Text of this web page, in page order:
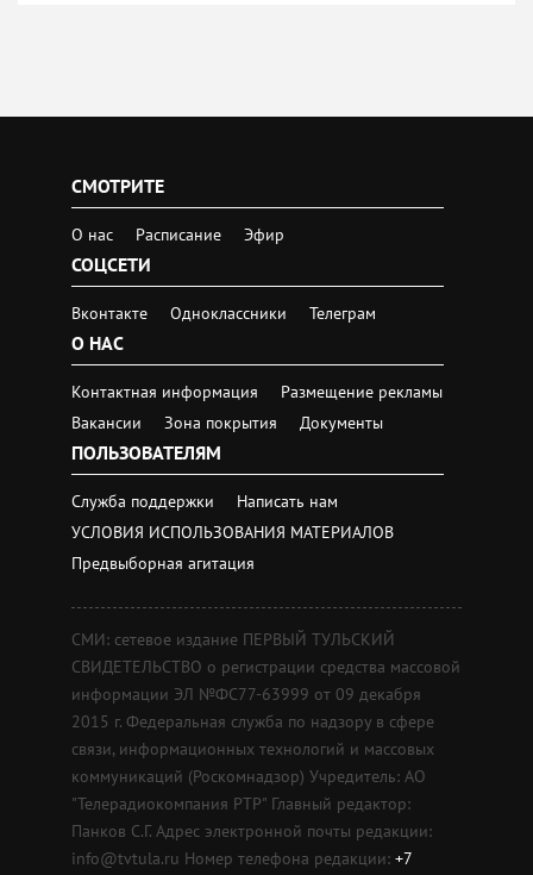
СМОТРИТЕ
О нас Расписание Эфир
СОЦСЕТИ
Вконтакте Одноклассники Телеграм
О НАС
Контактная информация
Размещение рекламы
Вакансии
Зона покрытия Документы
ПОЛЬЗОВАТЕЛЯМ
Служба поддержки
Написать нам
УСЛОВИЯ ИСПОЛЬЗОВАНИЯ МАТЕРИАЛОВ
Предвыборная агитация
СМИ: сетевое издание ПЕРВЫЙ ТУЛЬСКИЙ
СВИДЕТЕЛЬСТВО о регистрации средства массовой
информации ЭЛ №ФС77-63999 от 09 декабря
2015 г. Федеральная служба по надзору в сфере
связи, информационных технологий и массовых
коммуникаций (Роскомнадзор) Учредитель: АО
"Телерадиокомпания РТР" Главный редактор:
Панков С.Г. Адрес электронной почты редакции:
info@tvtula.ru Номер телефона редакции: +7